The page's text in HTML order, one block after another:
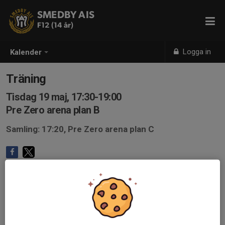
Kalender Logga in
SMEDBY AIS
F12 (14 år)
Träning
Tisdag 19 maj, 17:30-19:00
Pre Zero arena plan B
Samling: 17:20, Pre Zero arena plan C